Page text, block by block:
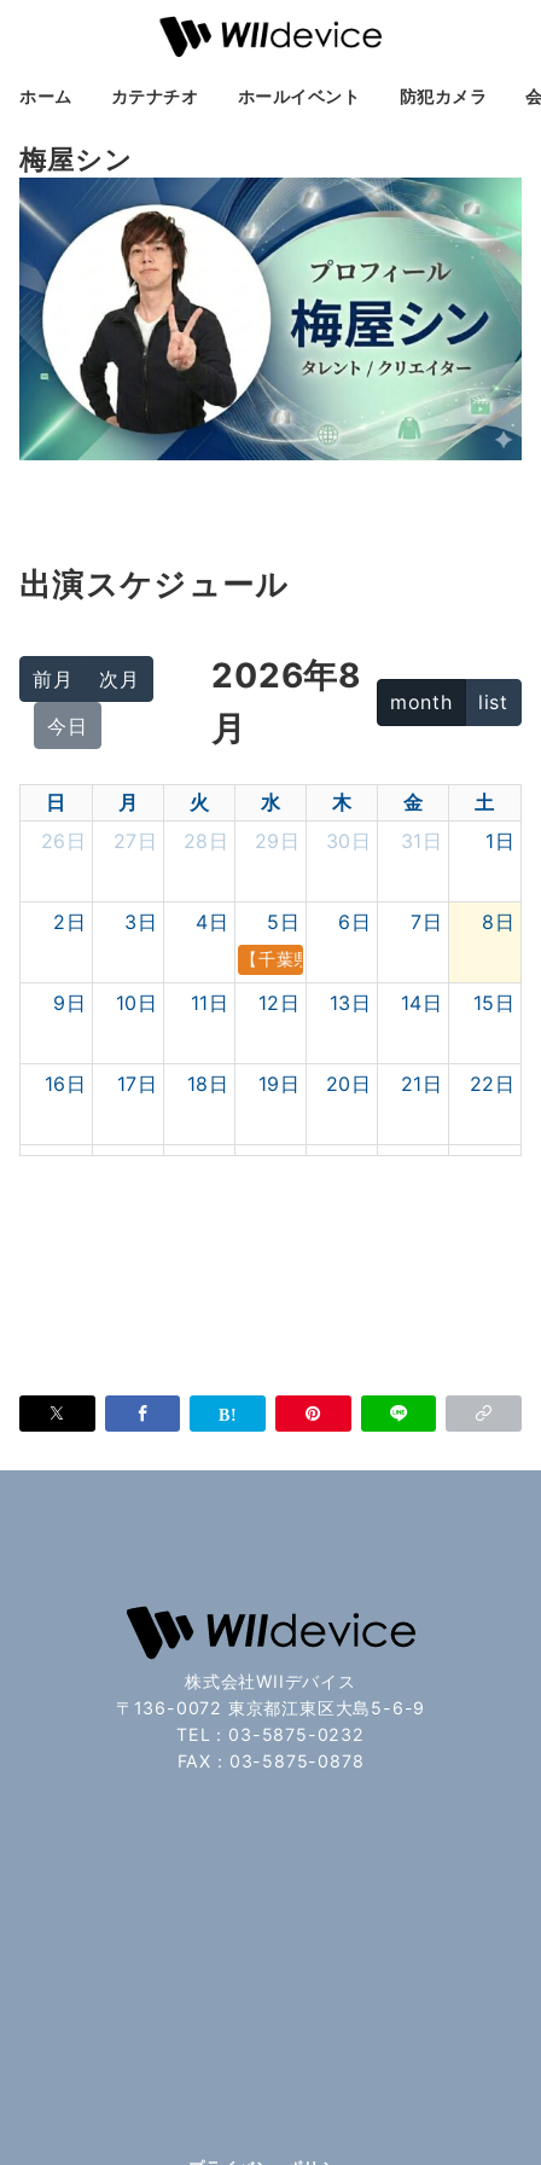
ホーム カテナチオ ホールイベント 防犯カメラ
梅屋シン
出演スケジュール
前月
次月
今日
2026年8
月
month list
日 月 火 水 木 金
土
26日
27日 28日 29日 30日 31日 1日
2日 3日 4日 5日
【千葉県・SAP野田北店】8.5 SAP
6日 7日 8日
9日 10日 11日 12日 13日 14日 15日
16日 17日 18日 19日 20日 21日 22日
株式会社WIIデバイス
〒136-0072 東京都江東区大島5-6-9
TEL：03-5875-0232
FAX：03-5875-0878